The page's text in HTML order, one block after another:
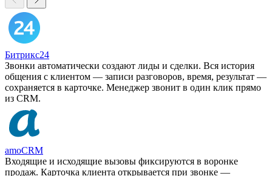
Битрикс24
Звонки автоматически создают лиды и сделки. Вся история
общения с клиентом — записи разговоров, время, результат —
сохраняется в карточке. Менеджер звонит в один клик прямо
из CRM.
amoCRM
Входящие и исходящие вызовы фиксируются в воронке
продаж. Карточка клиента открывается при звонке —